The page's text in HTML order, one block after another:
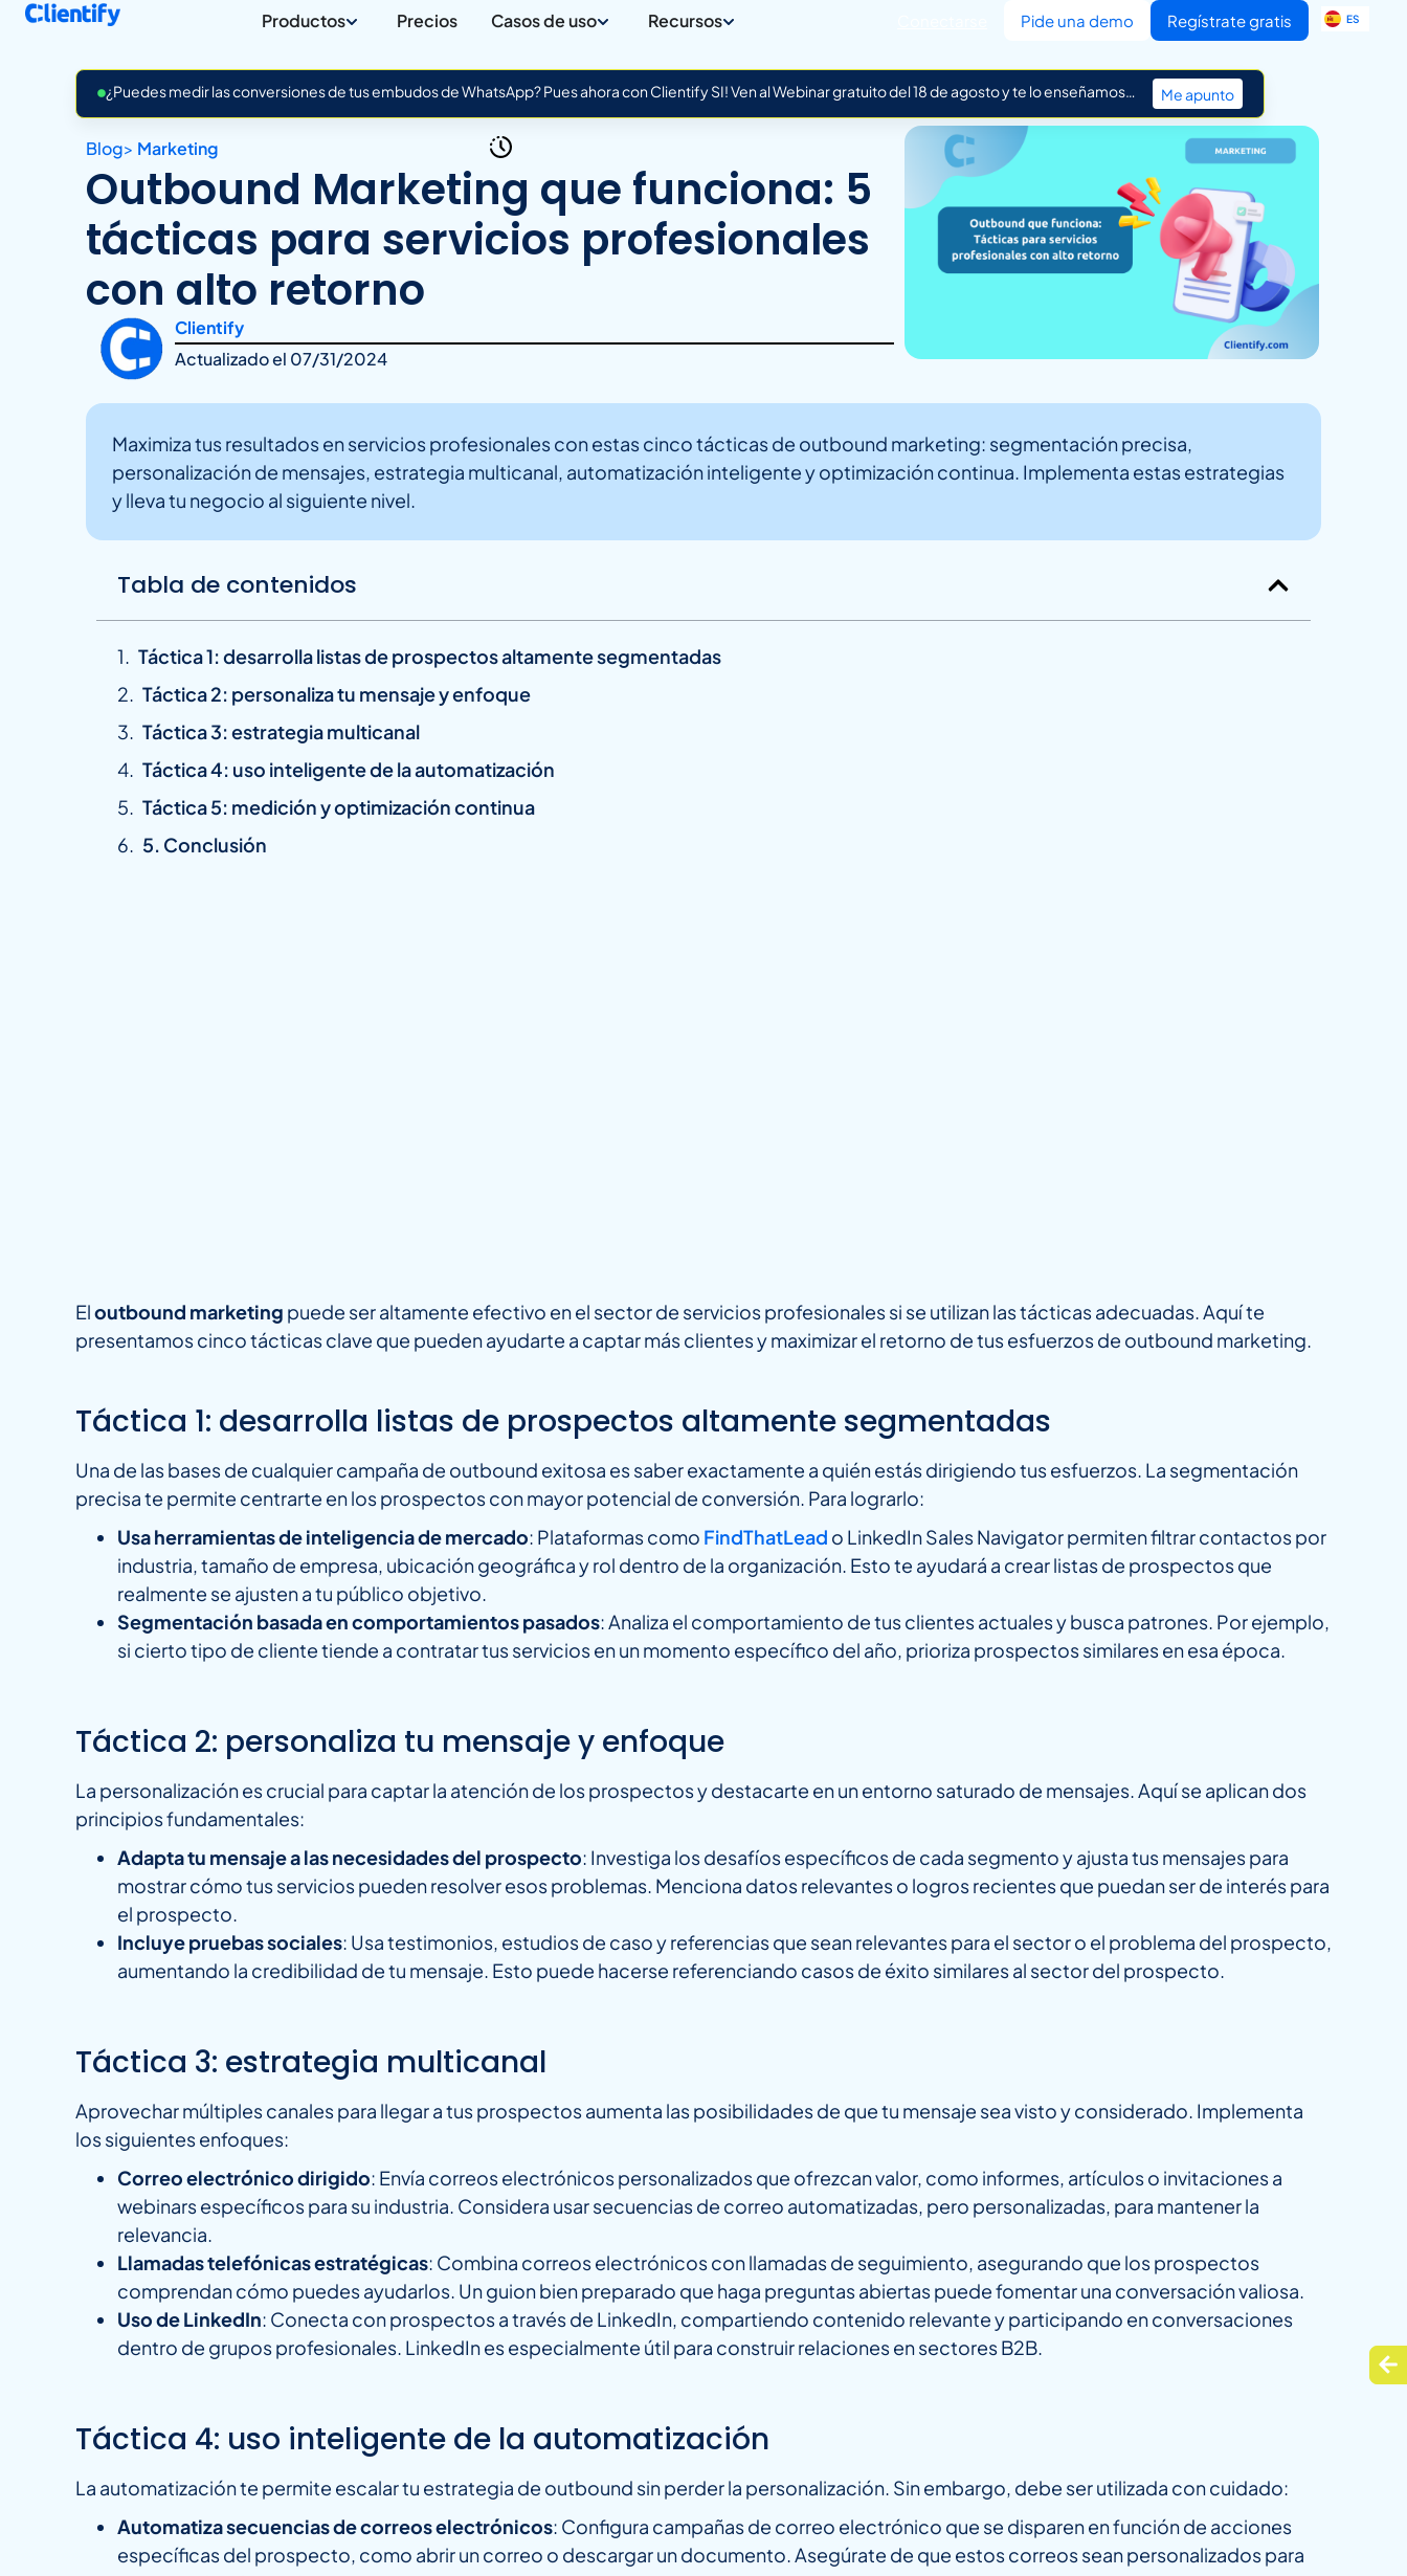
Productos Precios Casos de uso Recursos Pide una demo Regístrate gratis ES
IT
¿Puedes medir las conversiones de tus embudos de WhatsApp? Pues ahora con Clientify SI! Ven al Webinar gratuito del 18 de agosto y te lo enseñamos… Me apunto
Blog> Marketing
Outbound Marketing que funciona: 5
tácticas para servicios profesionales
con alto retorno
Clientify
Actualizado el 07/31/2024
Maximiza tus resultados en servicios profesionales con estas cinco tácticas de outbound marketing: segmentación precisa,
personalización de mensajes, estrategia multicanal, automatización inteligente y optimización continua. Implementa estas estrategias
y lleva tu negocio al siguiente nivel.
Tabla de contenidos
Táctica 1: desarrolla listas de prospectos altamente segmentadas
Táctica 2: personaliza tu mensaje y enfoque
Táctica 3: estrategia multicanal
Táctica 4: uso inteligente de la automatización
Táctica 5: medición y optimización continua
5. Conclusión
Eloutbound marketing puede ser altamente efectivo en el sector de servicios profesionales si se utilizan las tácticas adecuadas. Aquí te
presentamos cinco tácticas clave que pueden ayudarte a captar más clientes y maximizar el retorno de tus esfuerzos de outbound marketing.
Táctica 1: desarrolla listas de prospectos altamente segmentadas
Una de las bases de cualquier campaña de outbound exitosa es saber exactamente a quién estás dirigiendo tus esfuerzos. La segmentación
precisa te permite centrarte en los prospectos con mayor potencial de conversión. Para lograrlo:
Usa herramientas de inteligencia de mercado: Plataformas como FindThatLead o LinkedIn Sales Navigator permiten filtrar contactos por
industria, tamaño de empresa, ubicación geográfica y rol dentro de la organización. Esto te ayudará a crear listas de prospectos que
realmente se ajusten a tu público objetivo.
Segmentación basada en comportamientos pasados: Analiza el comportamiento de tus clientes actuales y busca patrones. Por ejemplo,
si cierto tipo de cliente tiende a contratar tus servicios en un momento específico del año, prioriza prospectos similares en esa época.
Táctica 2: personaliza tu mensaje y enfoque
La personalización es crucial para captar la atención de los prospectos y destacarte en un entorno saturado de mensajes. Aquí se aplican dos
principios fundamentales:
Adapta tu mensaje a las necesidades del prospecto: Investiga los desafíos específicos de cada segmento y ajusta tus mensajes para
mostrar cómo tus servicios pueden resolver esos problemas. Menciona datos relevantes o logros recientes que puedan ser de interés para
el prospecto.
Incluye pruebas sociales: Usa testimonios, estudios de caso y referencias que sean relevantes para el sector o el problema del prospecto,
aumentando la credibilidad de tu mensaje. Esto puede hacerse referenciando casos de éxito similares al sector del prospecto.
Táctica 3: estrategia multicanal
Aprovechar múltiples canales para llegar a tus prospectos aumenta las posibilidades de que tu mensaje sea visto y considerado. Implementa
los siguientes enfoques:
Correo electrónico dirigido: Envía correos electrónicos personalizados que ofrezcan valor, como informes, artículos o invitaciones a
webinars específicos para su industria. Considera usar secuencias de correo automatizadas, pero personalizadas, para mantener la
relevancia.
Llamadas telefónicas estratégicas: Combina correos electrónicos con llamadas de seguimiento, asegurando que los prospectos
comprendan cómo puedes ayudarlos. Un guion bien preparado que haga preguntas abiertas puede fomentar una conversación valiosa.
Uso de LinkedIn: Conecta con prospectos a través de LinkedIn, compartiendo contenido relevante y participando en conversaciones
dentro de grupos profesionales. LinkedIn es especialmente útil para construir relaciones en sectores B2B.
Táctica 4: uso inteligente de la automatización
La automatización te permite escalar tu estrategia de outbound sin perder la personalización. Sin embargo, debe ser utilizada con cuidado:
Automatiza secuencias de correos electrónicos: Configura campañas de correo electrónico que se disparen en función de acciones
específicas del prospecto, como abrir un correo o descargar un documento. Asegúrate de que estos correos sean personalizados para